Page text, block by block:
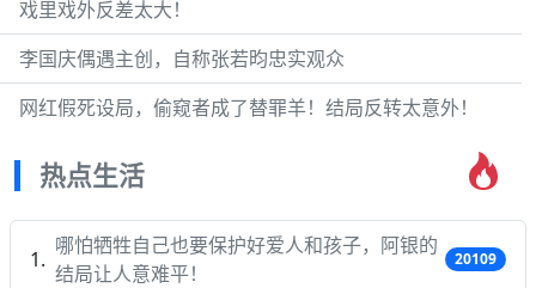
戏里戏外反差太大！
李国庆偶遇主创，自称张若昀忠实观众
网红假死设局，偷窥者成了替罪羊！结局反转太意外！
热点生活
哪怕牺牲自己也要保护好爱人和孩子，阿银的
结局让人意难平！
20109